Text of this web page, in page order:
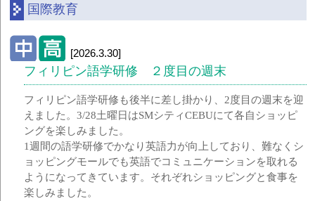
国際教育
[2026.3.30]
フィリピン語学研修 ２度目の週末
フィリピン語学研修も後半に差し掛かり、2度目の週末を迎
えました。3/28土曜日はSMシティCEBUにて各自ショッピ
ングを楽しみました。
1週間の語学研修でかなり英語力が向上しており、難なくシ
ョッピングモールでも英語でコミュニケーションを取れる
ようになってきています。それぞれショッピングと食事を
楽しみました。